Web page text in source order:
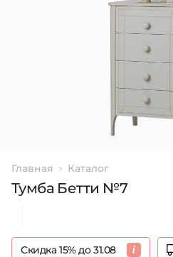
Главная Каталог
Тумба Бетти №7
Скидка 15% до 31.08